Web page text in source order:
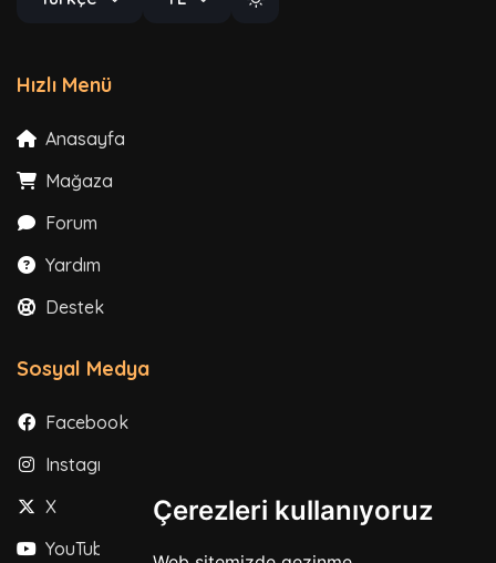
Çerezleri kullanıyoruz
Hızlı Menü
Anasayfa
Mağaza
Forum
Yardım
Destek
Sosyal Medya
Facebook
Instagram
X
YouTube